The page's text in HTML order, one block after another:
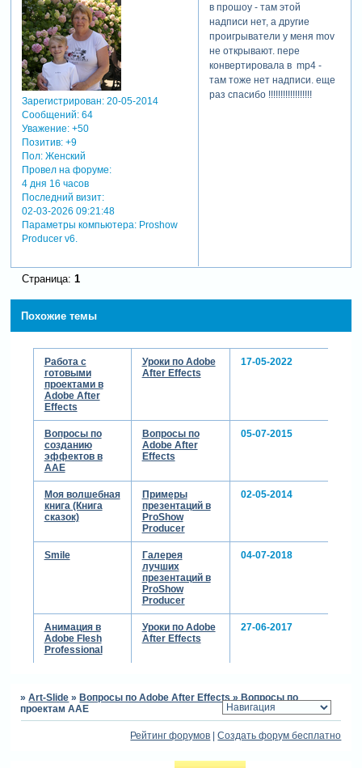
Зарегистрирован: 20-05-2014
Сообщений:64
Уважение: +50
Позитив: +9
Пол:Женский
Провел на форуме:
4 дня 16 часов
Последний визит:
02-03-2026 09:21:48
Параметры компьютера:Proshow
Producer v6.
в прошоу - там этой
надписи нет, а другие
проигрыватели у меня mov
не открывают. пере
конвертировала в mp4 -
там тоже нет надписи. еще
раз спасибо !!!!!!!!!!!!!!!!!!
Страница: 1
Похожие темы
Работа с
готовыми
проектами в
Adobe After
Effects
Уроки по Adobe
After Effects
17-05-2022
Вопросы по
созданию
эффектов в
ААЕ
Вопросы по
Adobe After
Effects
05-07-2015
Моя волшебная
книга (Книга
сказок)
Примеры
презентаций в
ProShow
Producer
02-05-2014
Smile
Галерея
лучших
презентаций в
ProShow
Producer
04-07-2018
Анимация в
Adobe Flesh
Professional
Уроки по Adobe
After Effects
27-06-2017
»Art-Slide »Вопросы по Adobe After Effects »Вопросы по
проектам ААЕ
Рейтинг форумов |Создать форум бесплатно